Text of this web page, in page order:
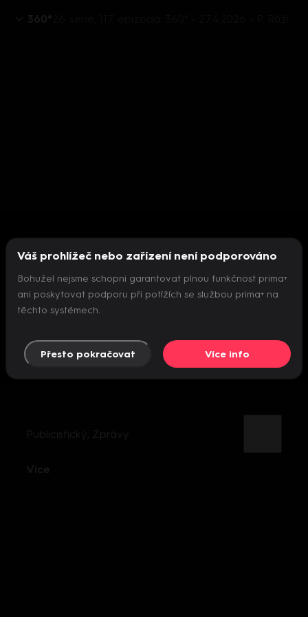
360°
Nepodařilo se inicializovat přehrávač
Publicistický Zprávy
Více
Váš prohlížeč nebo zařízení není podporováno
Bohužel nejsme schopni garantovat plnou funkčnost prima+
ani poskytovat podporu při potížích se službou prima+ na
těchto systémech.
Přesto pokračovat Více info